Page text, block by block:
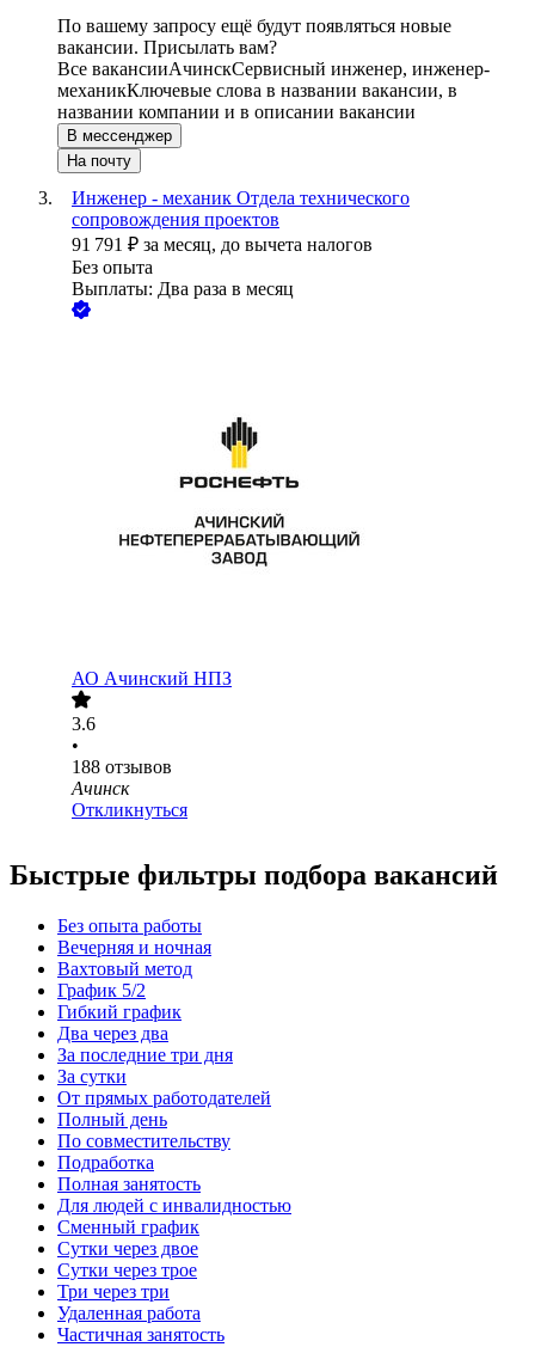
По вашему запросу ещё будут появляться новые
вакансии. Присылать вам?
Все вакансииАчинскСервисный инженер, инженер-
механикКлючевые слова в названии вакансии, в
названии компании и в описании вакансии
В мессенджер
На почту
Инженер - механик Отдела технического
сопровождения проектов
91 791 ₽ за месяц, до вычета налогов
Без опыта
Выплаты: Два раза в месяц
АО Ачинский НПЗ
3.6
•
188 отзывов
Ачинск
Откликнуться
Быстрые фильтры подбора вакансий
Без опыта работы
Вечерняя и ночная
Вахтовый метод
График 5/2
Гибкий график
Два через два
За последние три дня
За сутки
От прямых работодателей
Полный день
По совместительству
Подработка
Полная занятость
Для людей с инвалидностью
Сменный график
Сутки через двое
Сутки через трое
Три через три
Удаленная работа
Частичная занятость